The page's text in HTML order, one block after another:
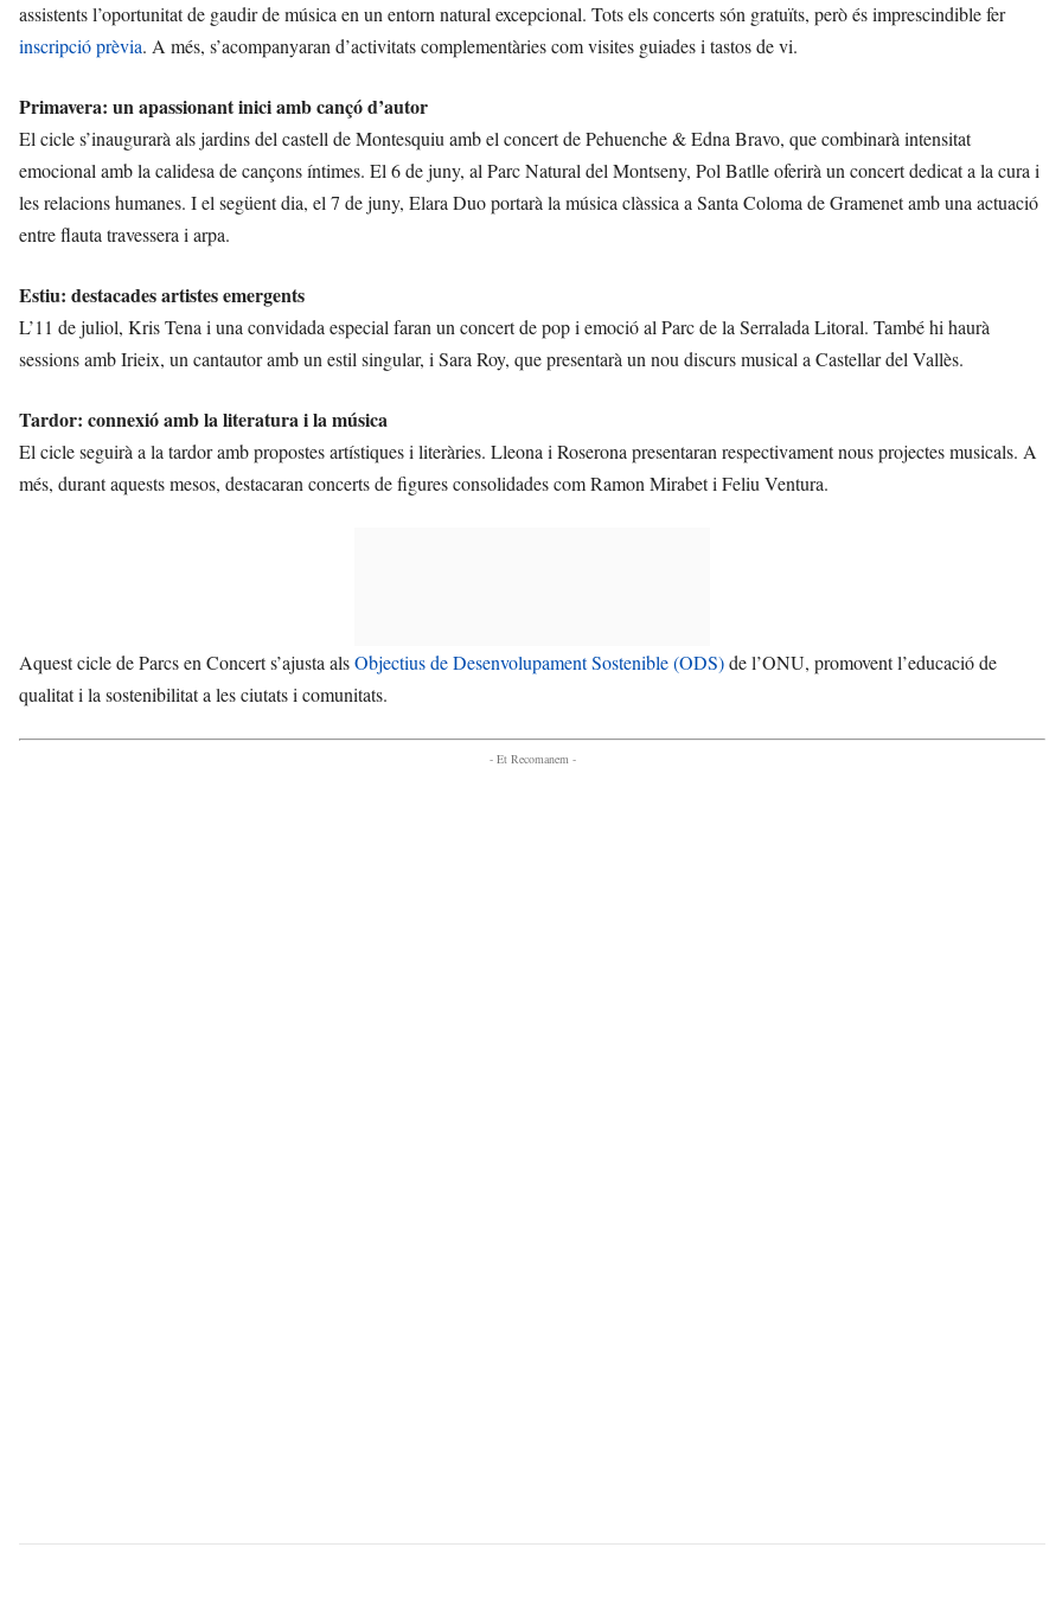
assistents l’oportunitat de gaudir de música en un entorn natural excepcional. Tots els concerts són gratuïts, però és imprescindible fer
inscripció prèvia. A més, s’acompanyaran d’activitats complementàries com visites guiades i tastos de vi.
Primavera: un apassionant inici amb cançó d’autor
El cicle s’inaugurarà als jardins del castell de Montesquiu amb el concert de Pehuenche & Edna Bravo, que combinarà intensitat
emocional amb la calidesa de cançons íntimes. El 6 de juny, al Parc Natural del Montseny, Pol Batlle oferirà un concert dedicat a la cura i
les relacions humanes. I el següent dia, el 7 de juny, Elara Duo portarà la música clàssica a Santa Coloma de Gramenet amb una actuació
entre flauta travessera i arpa.
Estiu: destacades artistes emergents
L’11 de juliol, Kris Tena i una convidada especial faran un concert de pop i emoció al Parc de la Serralada Litoral. També hi haurà
sessions amb Irieix, un cantautor amb un estil singular, i Sara Roy, que presentarà un nou discurs musical a Castellar del Vallès.
Tardor: connexió amb la literatura i la música
El cicle seguirà a la tardor amb propostes artístiques i literàries. Lleona i Roserona presentaran respectivament nous projectes musicals. A
més, durant aquests mesos, destacaran concerts de figures consolidades com Ramon Mirabet i Feliu Ventura.
Aquest cicle de Parcs en Concert s’ajusta alsObjectius de Desenvolupament Sostenible (ODS)de l’ONU, promovent l’educació de
qualitat i la sostenibilitat a les ciutats i comunitats.
- Et Recomanem -